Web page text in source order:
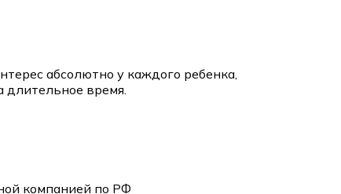
абсолютно у каждого ребенка,
длительное время.
компанией по РФ